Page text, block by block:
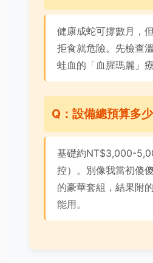
健康成蛇可撐數月，
拒食就危險。先檢查
蛙血的「血腥瑪麗」療
Q：設備總預算多
基礎約NT$3,000-
控）。別像我當初傻
的豪華套組，結果附
能用。